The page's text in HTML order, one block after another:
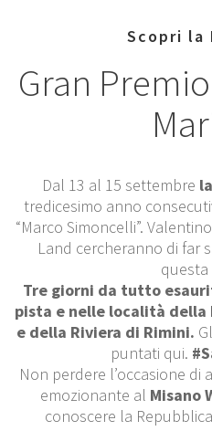
Scopri la
Gran
Dal 13 al 15 settembre
tredicesimo anno
“Marco Simoncelli”.
Land cercheranno di far
questa
Tre giorni da tutto
pista e nelle località della
e della Riviera di Rimini.
puntati qui.
Non perdere l’occasione di
emozionante al Misano
conoscere la